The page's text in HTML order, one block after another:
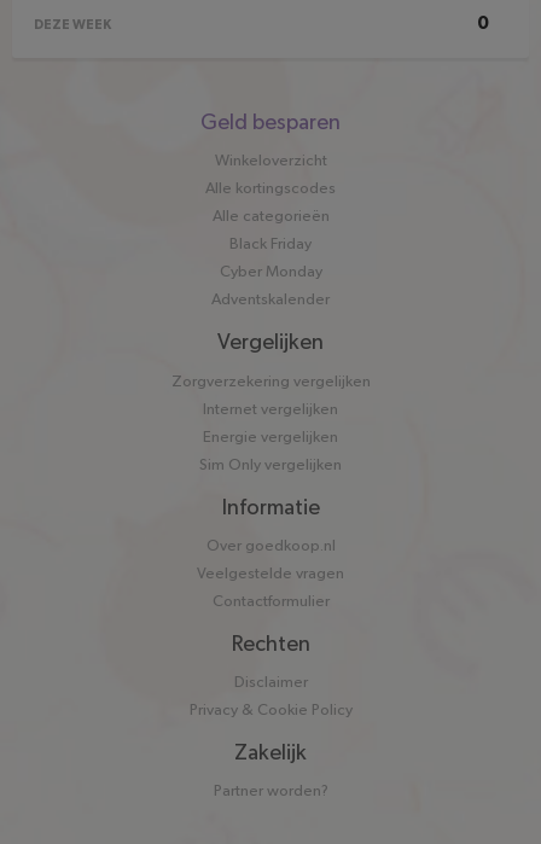
DEZE WEEK 0
Geld besparen
Winkeloverzicht
Alle kortingscodes
Alle categorieën
Black Friday
Cyber Monday
Adventskalender
Vergelijken
Zorgverzekering vergelijken
Internet vergelijken
Energie vergelijken
Sim Only vergelijken
Informatie
Over goedkoop.nl
Veelgestelde vragen
Contactformulier
Rechten
Disclaimer
Privacy & Cookie Policy
Zakelijk
Partner worden?